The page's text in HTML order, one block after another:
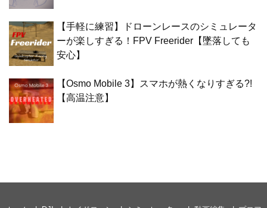
【手軽に練習】ドローンレースのシミュレータ
ーが楽しすぎる！FPV Freerider【墜落しても
安心】
【Osmo Mobile 3】スマホが熱くなりすぎる?!
【高温注意】